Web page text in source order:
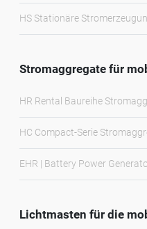
HS Stationäre
Stromaggregate für
HR Rental Baureihe
HC Compact-Serie
EHR | Battery Power
Lichtmasten für die